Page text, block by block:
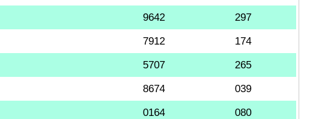
9642 297
7912 174
5707 265
8674 039
0164 080